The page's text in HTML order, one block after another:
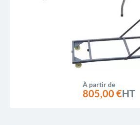
À partir de
805,00 €HT